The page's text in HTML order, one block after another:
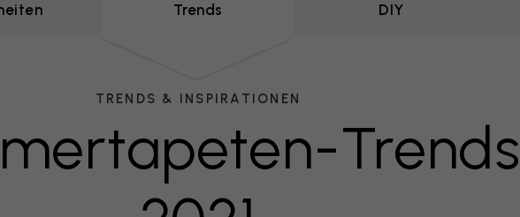
Trends DIY
TRENDS & INSPIRATIONEN
Trends